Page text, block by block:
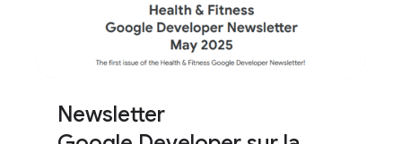
Newsletter